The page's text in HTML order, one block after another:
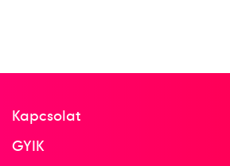
Terem Kézilabda női
Kapcsolat
GYIK